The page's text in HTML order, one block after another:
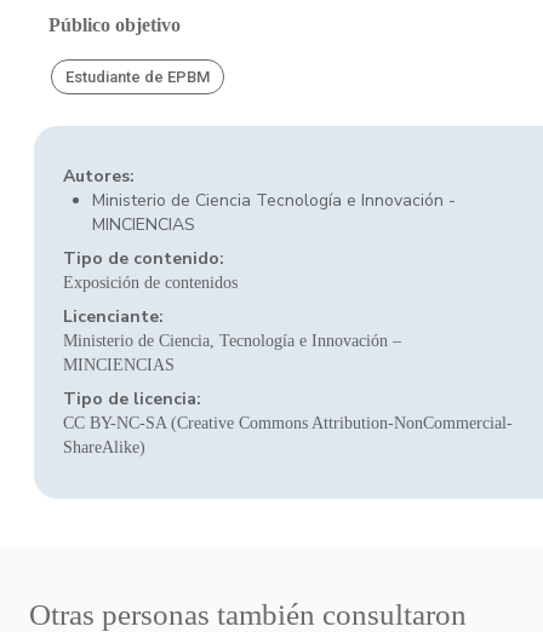
Público objetivo
Estudiante de EPBM
Autores:
Ministerio de Ciencia Tecnología e Innovación -
MINCIENCIAS
Tipo de contenido:
Exposición de contenidos
Licenciante:
Ministerio de Ciencia, Tecnología e Innovación –
MINCIENCIAS
Tipo de licencia:
CC BY-NC-SA (Creative Commons Attribution-NonCommercial-
ShareAlike)
Otras personas también consultaron